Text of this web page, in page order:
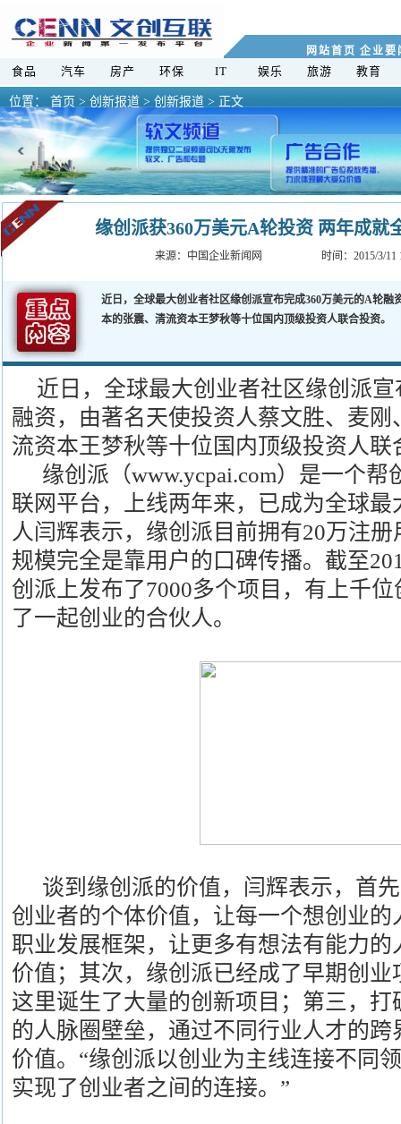
网站首页 企业要
食品 汽车 房产 环保 IT 娱乐 旅游 教育
位置： 首页 > 创新报道 > 创新报道 > 正文
缘创派获360万美元A轮投资 两年成就
来源： 中国企业新闻网 时间：2015/3/
近日，全球最大创业者社区缘创派宣布完成360万美元的A轮
本的张震、清流资本王梦秋等十位国内顶级投资人联合投资
近日，全球最大创业者社区缘创派
融资，由著名天使投资人蔡文胜、麦
流资本王梦秋等十位国内顶级投资人联
缘创派（www.ycpai.com）是一个帮
联网平台，上线两年来，已成为全球
人闫辉表示，缘创派目前拥有20万注
规模完全是靠用户的口碑传播。截至
创派上发布了7000多个项目，有上千
了一起创业的合伙人。
谈到缘创派的价值，闫辉表示，首
创业者的个体价值，让每一个想创业
职业发展框架，让更多有想法有能力
价值；其次，缘创派已经成了早期创
这里诞生了大量的创新项目；第三，
的人脉圈壁垒，通过不同行业人才的
价值。“缘创派以创业为主线连接不同
实现了创业者之间的连接。”